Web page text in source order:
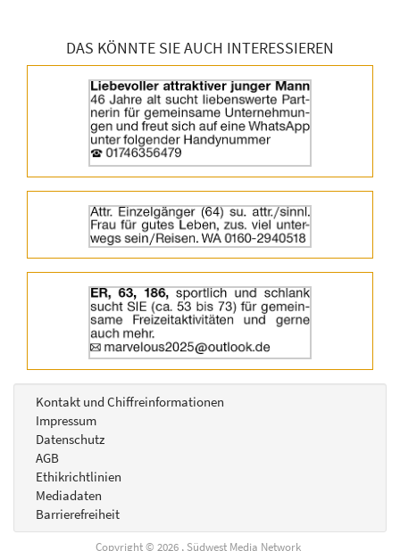
DAS KÖNNTE SIE AUCH INTERESSIEREN
der
Anzeige
2064758
anzeigen
|
der
Anzeige
2064757
anzeigen
|
Info:
der
Anzeige
anzeigen
|
Kontakt und Chiffreinformationen
Impressum
Datenschutz
AGB
Ethikrichtlinien
Mediadaten
Barrierefreiheit
Copyright © 2026 , Südwest Media Network